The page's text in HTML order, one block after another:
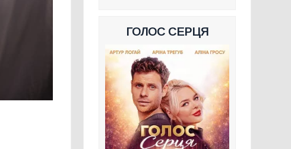
ГОЛОС СЕРЦЯ